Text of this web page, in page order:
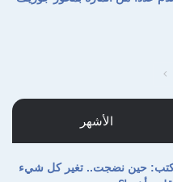
الصفحة
السابقة
الأشهر
يكتب: حين نضجت.. تغير كل شيء